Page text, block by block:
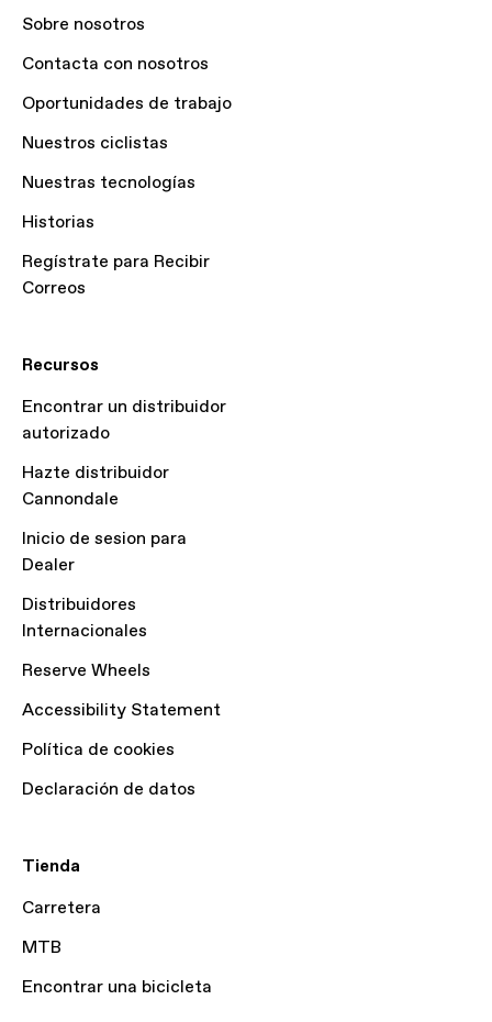
Sobre nosotros
Contacta con nosotros
Oportunidades de trabajo
Nuestros ciclistas
Nuestras tecnologías
Historias
Regístrate para Recibir
Correos
Recursos
Encontrar un distribuidor
autorizado
Hazte distribuidor
Cannondale
Inicio de sesion para
Dealer
Distribuidores
Internacionales
Reserve Wheels
Accessibility Statement
Política de cookies
Declaración de datos
Tienda
Carretera
MTB
Encontrar una bicicleta